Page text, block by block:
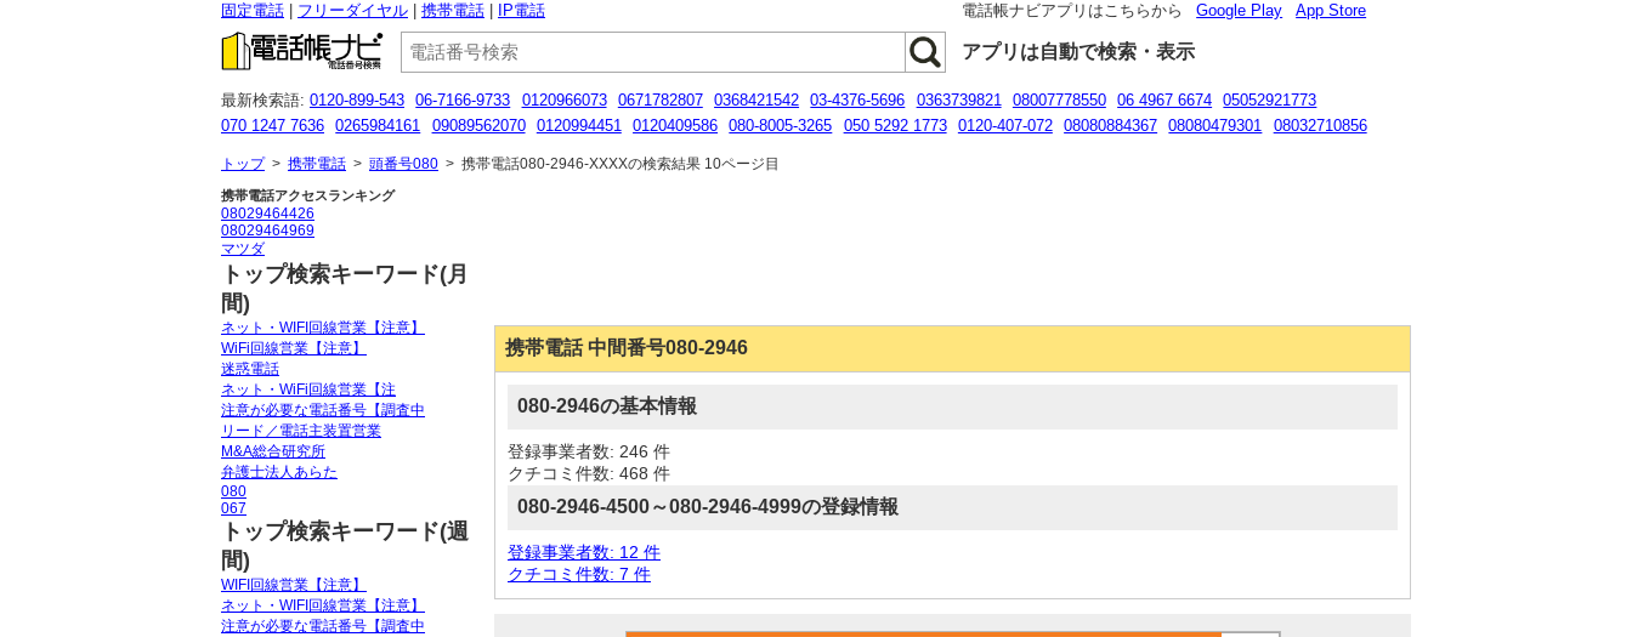
固定電話 フリーダイヤル 携帯電話 IP電話 電話帳ナビアプリはこちらから Google Play App Store
アプリは自動で検索・表示
最新検索語: 0120-899-543 06-7166-9733 0120966073 0671782807 0368421542 03-4376-5696 0363739821 08007778550 06 4967 6674
05052921773
070 1247 7636
0265984161 09089562070 0120994451 0120409586 080-8005-3265 050 5292 1773 0120-407-072 08080884367 08080479301
08032710856
トップ> 携帯電話 > 頭番号080 > 携帯電話080-2946-XXXXの検索結果 10ページ目
携帯電話 中間番号080-2946
080-2946の基本情報
登録事業者数: 246 件
クチコミ件数: 468 件
080-2946-4500～080-2946-4999の登録情報
登録事業者数: 12 件
クチコミ件数: 7 件
携帯電話アクセスランキング
08029464426
08029464969
マツダ
トップ検索キーワード(月
間)
ネット・WIFI回線営業【注意】
WiFi回線営業【注意】
迷惑電話
ネット・WiFi回線営業【注
注意が必要な電話番号【調査中
リード／電話主装置営業
M&A総合研究所
弁護士法人あらた
080
067
トップ検索キーワード(週
間)
WIFI回線営業【注意】
ネット・WIFI回線営業【注意】
注意が必要な電話番号【調査中